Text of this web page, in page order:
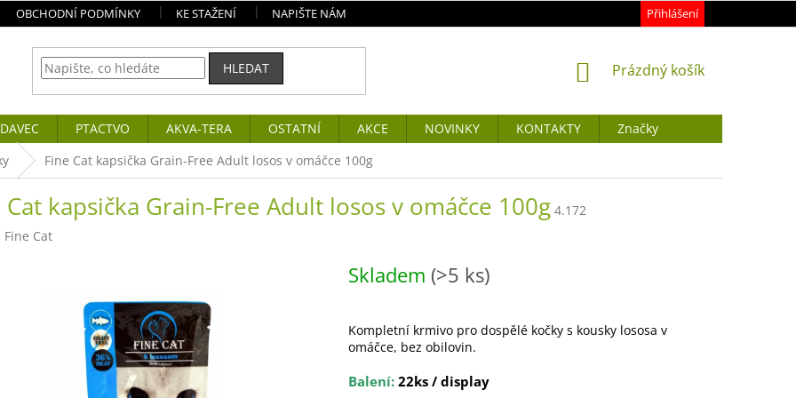
OBCHODNÍ PODMÍNKY KE STAŽENÍ NAPIŠTE NÁM Přihlášení
HLEDAT
NÁKUPNÍ
Prázdný košík
PTACTVO AKVA-TERA OSTATNÍ AKCE NOVINKY KONTAKTY
Značky
Fine Cat kapsička Grain-Free Adult losos v omáčce 100g
Cat kapsička Grain-Free Adult losos v omáčce 100g 4.172
Fine Cat
Skladem (>5 ks)
Kompletní krmivo pro dospělé kočky s kousky lososa v
omáčce, bez obilovin.
Balení:22ks / display